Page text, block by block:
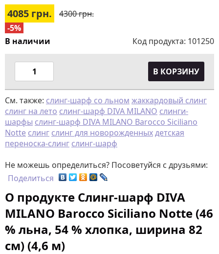
4085 грн.
-5%
4300 грн.
В наличии Код продукта: 101250
В КОРЗИНУ
См. также: слинг-шарф со льном жаккардовый слинг
слинг на лето слинг-шарф DIVA MILANO слинги-
шарфы слинг-шарф DIVA MILANO Barocco Siciliano
Notte слинг слинг для новорожденныхдетская
переноска-слинг слинг-шарф
Не можешь определиться? Посоветуйся с друзьями:
Поделиться
О продукте Слинг-шарф DIVA
MILANO Barocco Siciliano Notte (46
% льна, 54 % хлопка, ширина 82
см) (4,6 м)